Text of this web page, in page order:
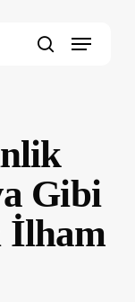
Menu
Gibi
İlham